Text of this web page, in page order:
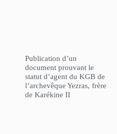
Publication d’un
document prouvant le
statut d’agent du KGB de
l’archevêque Yezras, frère
de Karékine II